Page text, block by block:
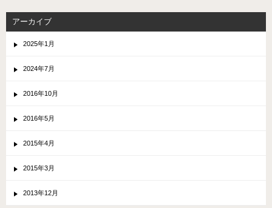
アーカイブ
2025年1月
2024年7月
2016年10月
2016年5月
2015年4月
2015年3月
2013年12月